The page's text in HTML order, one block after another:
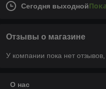
Сегодня выходной
Отзывы о магазине
У компании пока нет
О нас